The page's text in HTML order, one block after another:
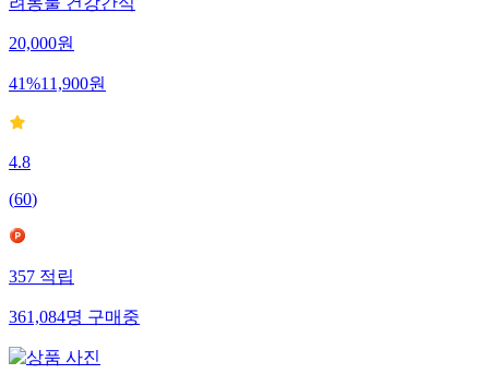
려동물 건강간식
20,000원
41%11,900원
4.8
(60)
357적립
361,084명구매중